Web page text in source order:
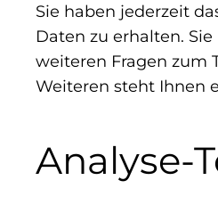
Sie haben jederzeit
Daten zu erhalten.
weiteren Fragen zum
Weiteren steht Ihnen
Analyse-